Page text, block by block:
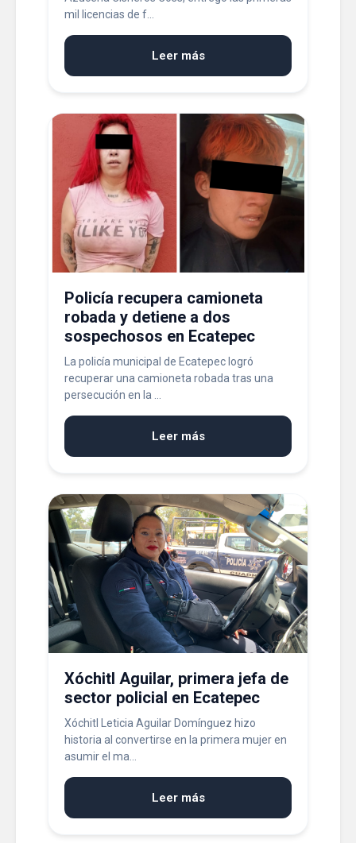
mil licencias de f...
Leer más
Policía recupera camioneta
robada y detiene a dos
sospechosos en Ecatepec
La policía municipal de Ecatepec logró
recuperar una camioneta robada tras una
persecución en la ...
Leer más
Xóchitl Aguilar, primera jefa de
sector policial en Ecatepec
Xóchitl Leticia Aguilar Domínguez hizo
historia al convertirse en la primera mujer en
asumir el ma...
Leer más